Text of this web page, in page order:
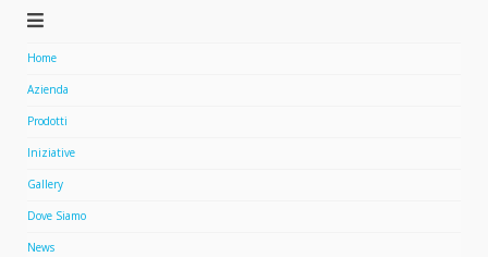
Home
Azienda
Prodotti
Iniziative
Gallery
Dove Siamo
News